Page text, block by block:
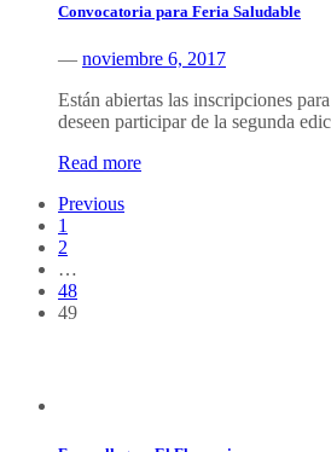
Convocatoria para Feria Saludable
— noviembre 6, 2017
Están abiertas las inscripciones
deseen participar de la segunda
Read more
Previous
1
2
…
48
49